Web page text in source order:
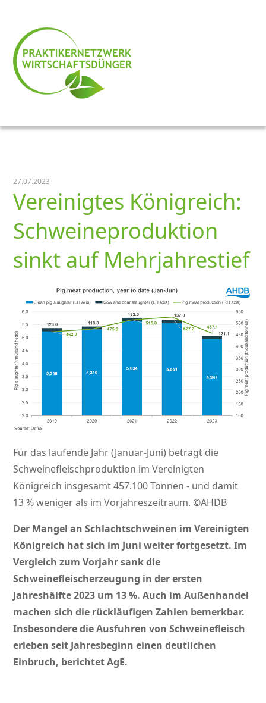
27.07.2023
Vereinigtes Königreich:
Schweineproduktion
sinkt auf Mehrjahrestief
Für das laufende Jahr (Januar-Juni) beträgt die
Schweinefleischproduktion im Vereinigten
Königreich insgesamt 457.100 Tonnen - und damit
13 % weniger als im Vorjahreszeitraum. ©AHDB
Der Mangel an Schlachtschweinen im Vereinigten
Königreich hat sich im Juni weiter fortgesetzt. Im
Vergleich zum Vorjahr sank die
Schweinefleischerzeugung in der ersten
Jahreshälfte 2023 um 13 %. Auch im Außenhandel
machen sich die rückläufigen Zahlen bemerkbar.
Insbesondere die Ausfuhren von Schweinefleisch
erleben seit Jahresbeginn einen deutlichen
Einbruch, berichtet AgE.